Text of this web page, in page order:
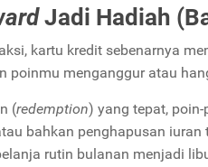
Jadi Hadiah
kartu kredit sebenarnya
poinmu menganggur atau
(redemption) yang tepat,
bahkan penghapusan iuran
rutin bulanan menjadi